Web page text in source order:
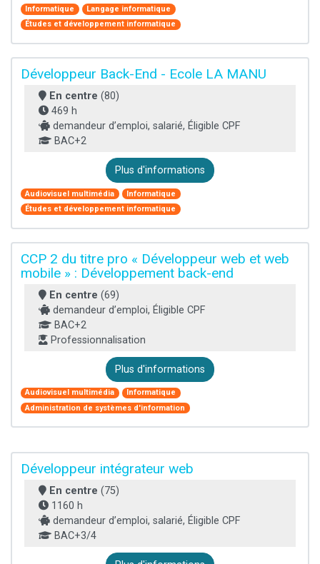
Informatique
Langage informatique
Études et développement informatique
Développeur Back-End - Ecole LA MANU
En centre (80)
469 h
demandeur d’emploi, salarié, Éligible CPF
BAC+2
Plus d'informations
Audiovisuel multimédia
Informatique
Études et développement informatique
CCP 2 du titre pro « Développeur web et web
mobile » : Développement back-end
En centre (69)
demandeur d’emploi, Éligible CPF
BAC+2
Professionnalisation
Plus d'informations
Audiovisuel multimédia
Informatique
Administration de systèmes d'information
Développeur intégrateur web
En centre (75)
1160 h
demandeur d’emploi, salarié, Éligible CPF
BAC+3/4